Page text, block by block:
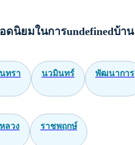
ดนิยมในการundefinedบ้าน
ทรา นวมินทร์ พัฒนาการ
ลวง ราชพฤกษ์